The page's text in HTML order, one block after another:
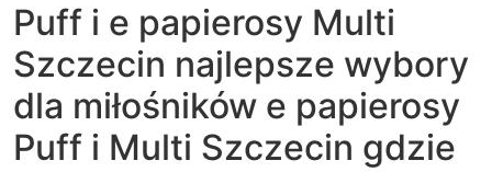
Puff i e papierosy Multi
Szczecin najlepsze wybory
dla miłośników e papierosy
Puff i Multi Szczecin gdzie